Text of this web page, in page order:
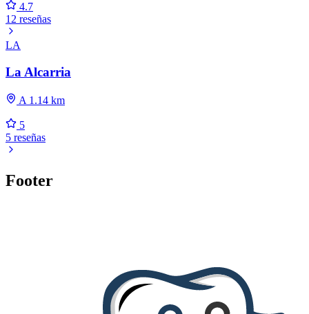
4.7
12 reseñas
LA
La Alcarria
A 1.14 km
5
5 reseñas
Footer